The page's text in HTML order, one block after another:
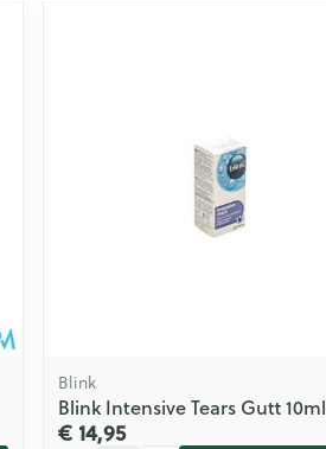
Blink
Blink Intensive Tears Gutt 10ml
€ 14,95